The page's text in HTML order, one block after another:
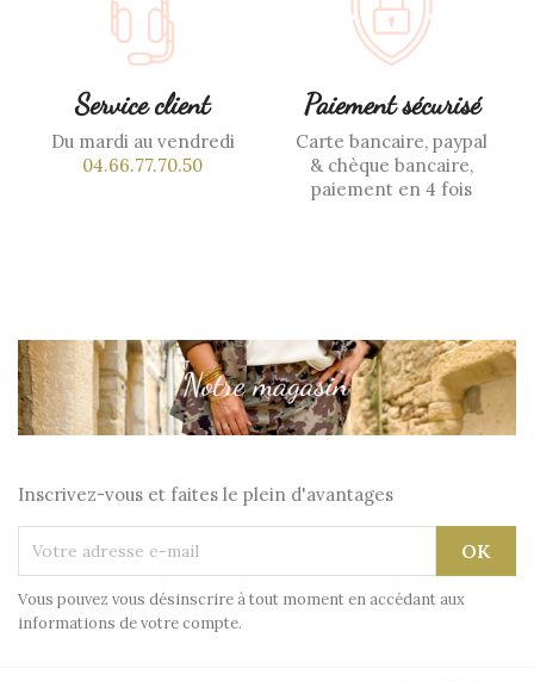
Service client
Du mardi au vendredi
04.66.77.70.50
Paiement sécurisé
Carte bancaire, paypal
& chèque bancaire,
paiement en 4 fois
Inscrivez-vous et faites le plein d'avantages
Vous pouvez vous désinscrire à tout moment en accédant aux
informations de votre compte.